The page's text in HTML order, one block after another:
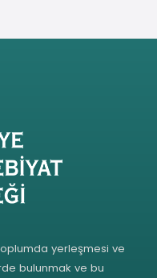
yerleşmesi ve
bulunmak ve bu